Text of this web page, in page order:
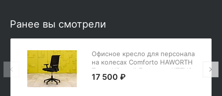
Ранее вы смотрели
Офисное кресло для персонала
на колесах Comforto HAWORTH
Ткань Чёрный Германия КПТЧ2-
14081
17 500 ₽